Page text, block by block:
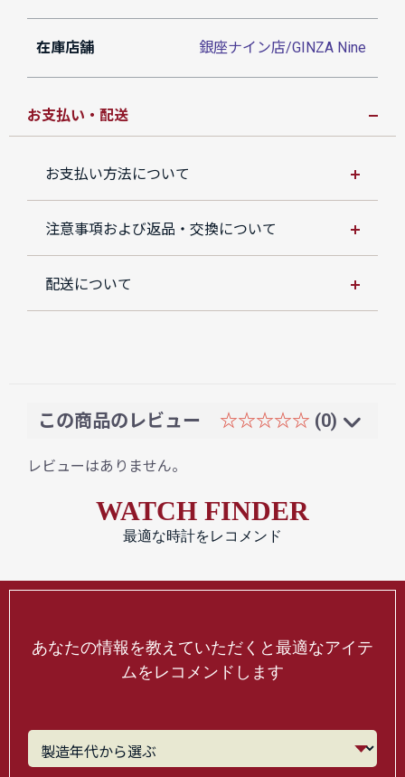
在庫店舗 銀座ナイン店/GINZA Nine
お支払い・配送
お支払い方法について
注意事項および返品・交換について
配送について
この商品のレビュー ☆☆☆☆☆ (0)
レビューはありません。
WATCH FINDER
最適な時計をレコメンド
あなたの情報を教えていただくと最適なアイテ
ムをレコメンドします